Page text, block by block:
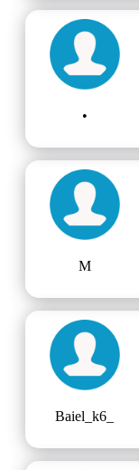
•
М
Baiel_k6_